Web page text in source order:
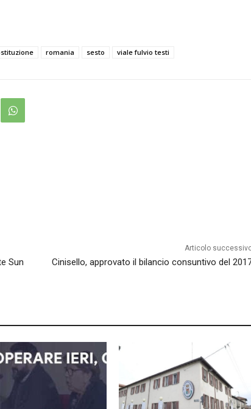
romania sesto viale fulvio testi
Sun
Articolo
Cinisello, approvato il bilancio consuntivo del